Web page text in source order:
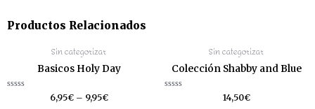
Productos Relacionados
Sin categorizar
Basicos Holy Day
6,95€– 9,95€
Sin categorizar
Colección Shabby and Blue
14,50€